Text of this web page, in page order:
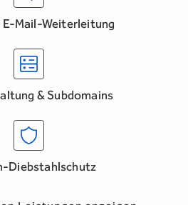
E-Mail-Weiterleitung
& Subdomains
Diebstahlschutz